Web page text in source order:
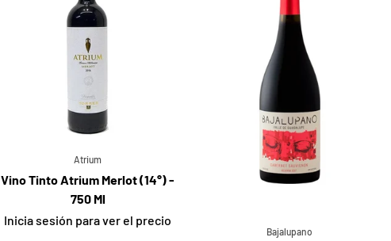
Atrium
Vino Tinto Atrium Merlot (14°) -
750 Ml
Inicia sesión para ver el precio
Bajalupano